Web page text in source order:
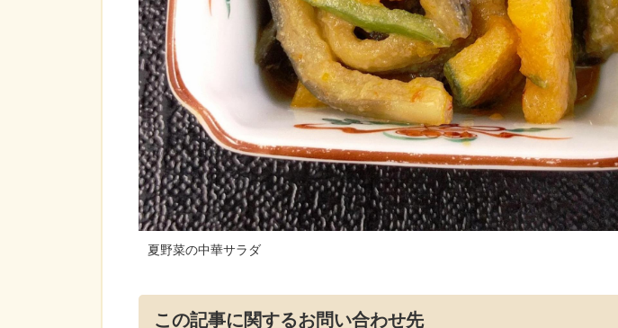
夏野菜の中華サラダ
この記事に関するお問い合わせ先